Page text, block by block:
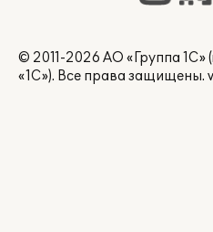
© 2011-2026 АО «Группа
«1С»). Все права защищены.